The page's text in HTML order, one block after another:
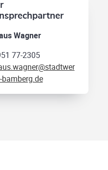
Wagner
77-2305
bamberg.de